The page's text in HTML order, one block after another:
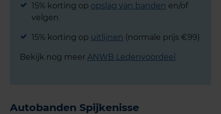
15% korting op opslag van banden en/of
velgen
15% korting op uitlijnen (normale prijs €99)
Bekijk nog meer ANWB Ledenvoordeel
Autobanden Spijkenisse